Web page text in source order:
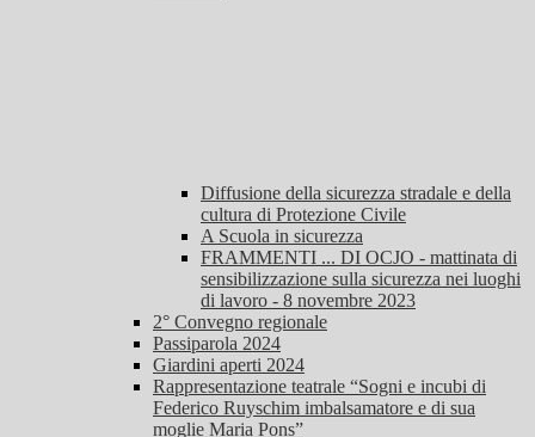
Diffusione della sicurezza stradale e della
cultura di Protezione Civile
A Scuola in sicurezza
FRAMMENTI ... DI OCJO - mattinata di
sensibilizzazione sulla sicurezza nei luoghi
di lavoro - 8 novembre 2023
2° Convegno regionale
Passiparola 2024
Giardini aperti 2024
Rappresentazione teatrale “Sogni e incubi di
Federico Ruyschim imbalsamatore e di sua
moglie Maria Pons”